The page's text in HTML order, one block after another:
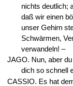
nichts deutlich;
daß wir einen
unser Gehirn
Schwärmen,
verwandeln! –
JAGO. Nun, aber
dich so schnell
CASSIO. Es hat